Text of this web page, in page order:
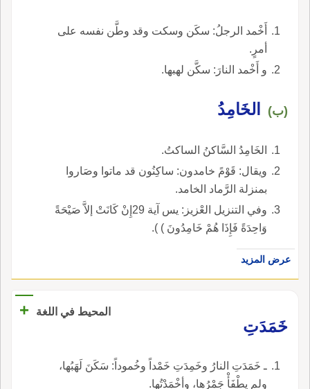
أَخْمد الرجلُ: سكَن وسكت وقد وطَّن نفسه على
أمرٍ.
و أَخْمد النارَ: سكَّن لهبها.
(ب) الخَامِدُ
الخَامِدُ السَّاكنُ الساكتُ.
ويقال: قَوْمً خامدون: ساكِنُون قد ماتوا وصَاروا
بمنزلة الرَّماد الخامد.
وفي التنزيل العْزيز: يس آية 29إِنْ كَانَتْ إلاَّ صَيْحَةً
وَاحِدَةً فَإِذَا هُمْ خَامِدُونَ ) ).
عرض المزيد
المحيط في اللغة
+
خَمَدَتِ
ـ خَمَدَتِ النارُ وخَمِدَتِ خَمْداً وخُموداً: سَكَنَ لَهَبُها،
ولم يطْفَأْ جَمْرُها، وأخْمَدْتُها.